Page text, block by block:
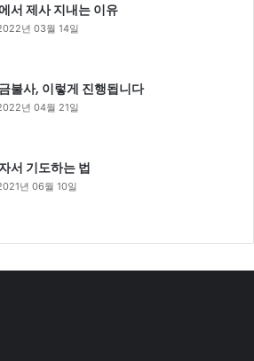
서 제사 지내는 이유
년 03월 14일
불사, 이렇게 진행됩니다
년 04월 21일
서 기도하는 법
년 06월 10일